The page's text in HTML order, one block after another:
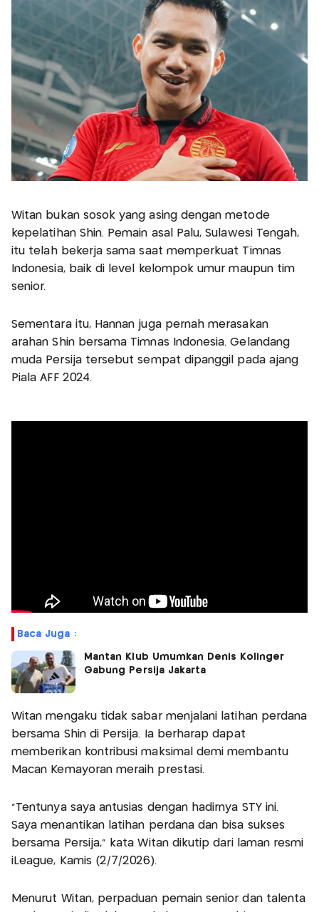
Witan bukan sosok yang asing dengan metode
kepelatihan Shin. Pemain asal Palu, Sulawesi Tengah,
itu telah bekerja sama saat memperkuat Timnas
Indonesia, baik di level kelompok umur maupun tim
senior.
Sementara itu, Hannan juga pernah merasakan
arahan Shin bersama Timnas Indonesia. Gelandang
muda Persija tersebut sempat dipanggil pada ajang
Piala AFF 2024.
Baca Juga :
Mantan Klub Umumkan Denis Kolinger
Gabung Persija Jakarta
Witan mengaku tidak sabar menjalani latihan perdana
bersama Shin di Persija. Ia berharap dapat
memberikan kontribusi maksimal demi membantu
Macan Kemayoran meraih prestasi.
"Tentunya saya antusias dengan hadirnya STY ini.
Saya menantikan latihan perdana dan bisa sukses
bersama Persija,” kata Witan dikutip dari laman resmi
iLeague, Kamis (2/7/2026).
Menurut Witan, perpaduan pemain senior dan talenta